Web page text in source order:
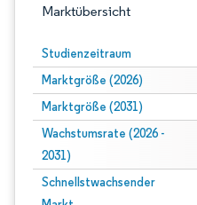
Marktübersicht
Studienzeitraum
Marktgröße (2026)
Marktgröße (2031)
Wachstumsrate (2026 -
2031)
Schnellstwachsender